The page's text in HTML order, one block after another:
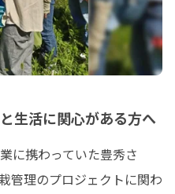
生活に関心がある方へ
に携わっていた豊秀さ
管理のプロジェクトに関わ